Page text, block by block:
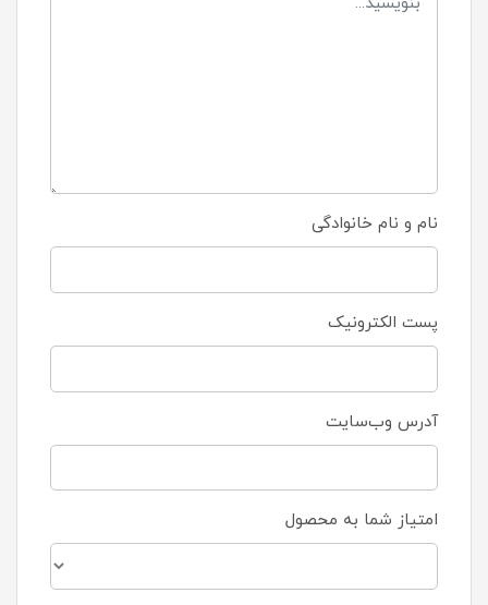
نام و نام خانوادگی
پست الکترونیک
آدرس وب‌سایت
امتیاز شما به محصول